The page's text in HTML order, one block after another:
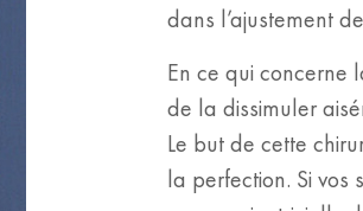
dans l’ajustement
En ce qui concerne
de la dissimuler
Le but de cette
la perfection. Si vos